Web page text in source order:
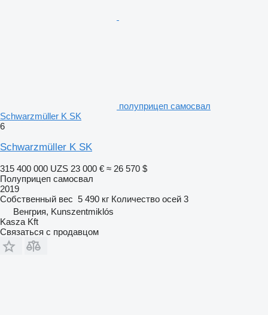
полуприцеп самосвал
Schwarzmüller K SK
6
Schwarzmüller K SK
315 400 000 UZS 23 000 € ≈ 26 570 $
Полуприцеп самосвал
2019
Собственный вес 5 490 кг Количество осей 3
Венгрия, Kunszentmiklós
Kasza Kft
Связаться с продавцом